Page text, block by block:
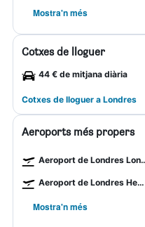
Mostra'n més
Cotxes de lloguer
44 € de mitjana diària
Cotxes de lloguer a Londres
Aeroports més propers
Aeroport de
Aeroport de Londres Heathrow
Mostra'n més